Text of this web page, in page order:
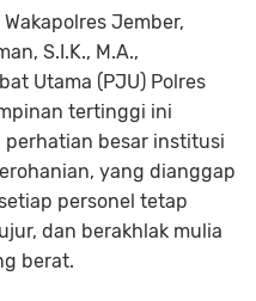
Jember,
S.I.K., M.A.,
Utama (PJU) Polres
tertinggi ini
perhatian besar institusi
yang dianggap
personel tetap
dan berakhlak mulia
berat.